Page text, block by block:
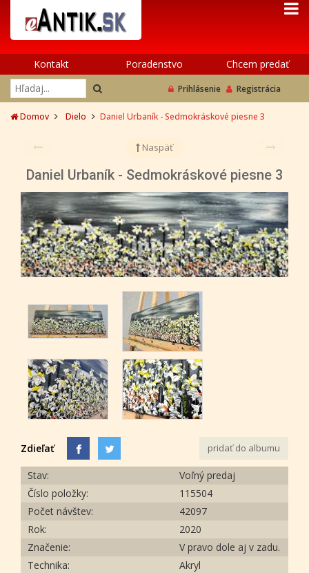
Kontakt Poradenstvo Chcem predať
Prihlásenie Registrácia
Domov Dielo Daniel Urbaník - Sedmokráskové piesne 3
Naspäť
Daniel Urbaník - Sedmokráskové piesne 3
Zdieľať pridať do albumu
Stav:
Voľný predaj
Číslo položky:
115504
Počet návštev:
42097
Rok:
2020
Značenie:
V pravo dole aj v zadu.
Technika:
Akryl